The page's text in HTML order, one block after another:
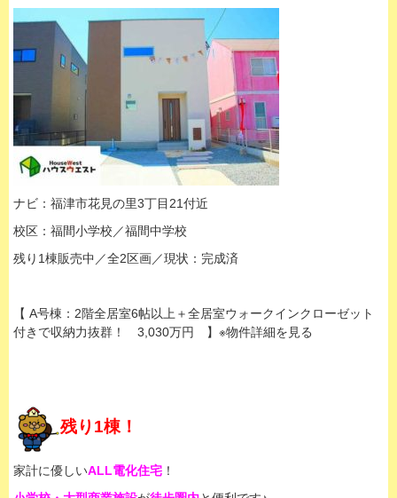
ナビ：福津市花見の里3丁目21付近
校区：福間小学校／福間中学校
残り1棟販売中／全2区画／現状：完成済
【 A号棟：2階全居室6帖以上＋全居室ウォークインクローゼット
付きで収納力抜群！ 3,030万円 】※物件詳細を見る
残り1棟！
家計に優しいALL電化住宅 ！